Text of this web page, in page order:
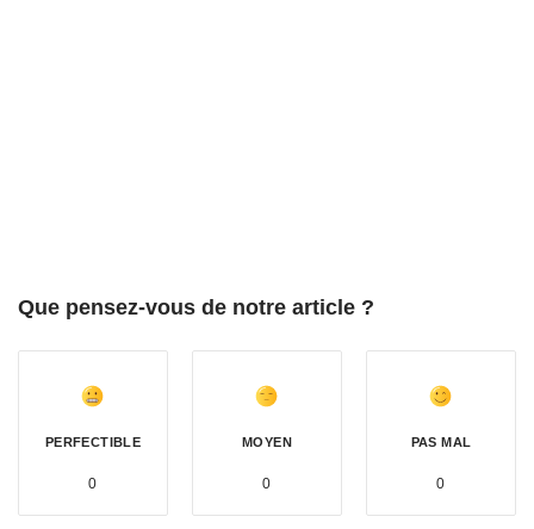
Que pensez-vous de notre article ?
PERFECTIBLE
0
MOYEN
0
PAS MAL
0